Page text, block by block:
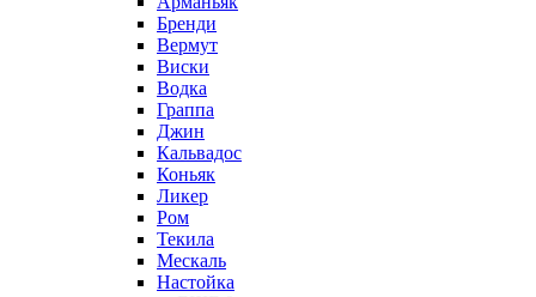
Бренди
Вермут
Виски
Водка
Граппа
Джин
Кальвадос
Коньяк
Ликер
Ром
Текила
Мескаль
Настойка